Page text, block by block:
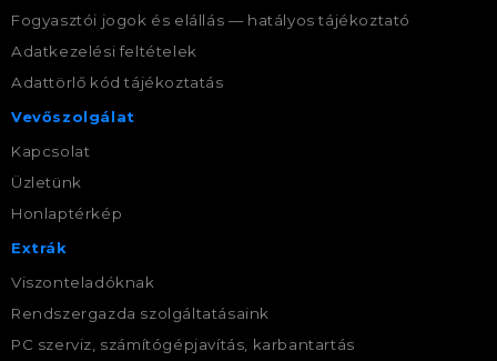
Fogyasztói jogok és elállás — hatályos tájékoztató
Adatkezelési feltételek
Adattörlő kód tájékoztatás
Vevőszolgálat
Kapcsolat
Üzletünk
Honlaptérkép
Extrák
Viszonteladóknak
Rendszergazda szolgáltatásaink
PC szerviz, számítógépjavítás, karbantartás